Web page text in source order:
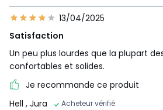
13/04/2025
Satisfaction
Un peu plus lourdes que la plupart
confortables et solides.
Je recommande ce produit
Hell , Jura Acheteur vérifié